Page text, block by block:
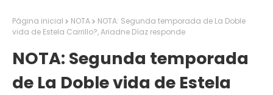
Página inicial NOTA
NOTA: Segunda temporada de La Doble
vida de Estela Carrillo?, Ariadne Díaz responde
NOTA: Segunda temporada
de La Doble vida de Estela